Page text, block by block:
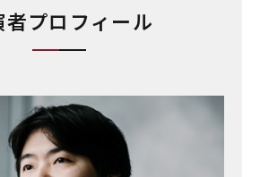
者プロフィール